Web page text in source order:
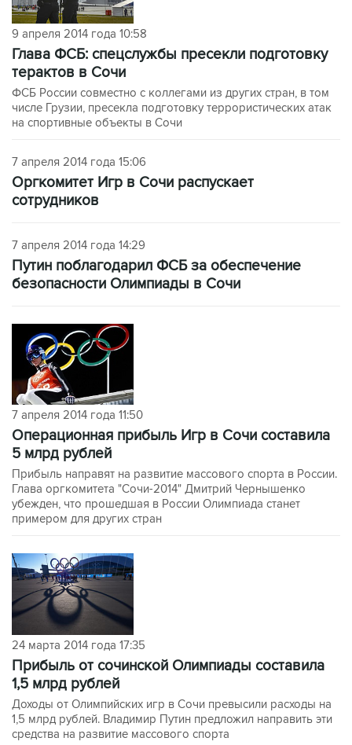
9 апреля 2014 года 10:58
Глава ФСБ: спецслужбы пресекли подготовку
терактов в Сочи
ФСБ России совместно с коллегами из других стран, в том
числе Грузии, пресекла подготовку террористических атак
на спортивные объекты в Сочи
7 апреля 2014 года 15:06
Оргкомитет Игр в Сочи распускает
сотрудников
7 апреля 2014 года 14:29
Путин поблагодарил ФСБ за обеспечение
безопасности Олимпиады в Сочи
7 апреля 2014 года 11:50
Операционная прибыль Игр в Сочи составила
5 млрд рублей
Прибыль направят на развитие массового спорта в России.
Глава оргкомитета "Сочи-2014" Дмитрий Чернышенко
убежден, что прошедшая в России Олимпиада станет
примером для других стран
24 марта 2014 года 17:35
Прибыль от сочинской Олимпиады составила
1,5 млрд рублей
Доходы от Олимпийских игр в Сочи превысили расходы на
1,5 млрд рублей. Владимир Путин предложил направить эти
средства на развитие массового спорта